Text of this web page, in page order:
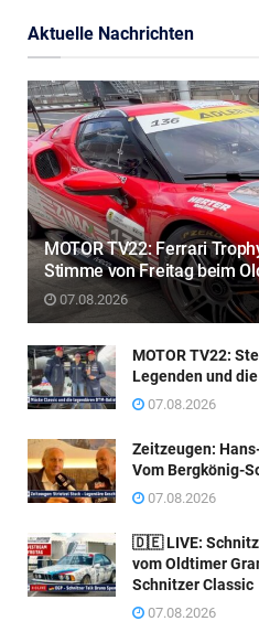
Aktuelle Nachrichten
MOTOR TV22: Ferrari
Stimme von Freitag beim
07.08.2026
MOTOR TV22:
Legenden und
07.08.2026
Zeitzeugen:
Vom Bergkönig-
07.08.2026
🇩🇪 LIVE:
vom Oldtimer
Schnitzer Classic
07.08.2026